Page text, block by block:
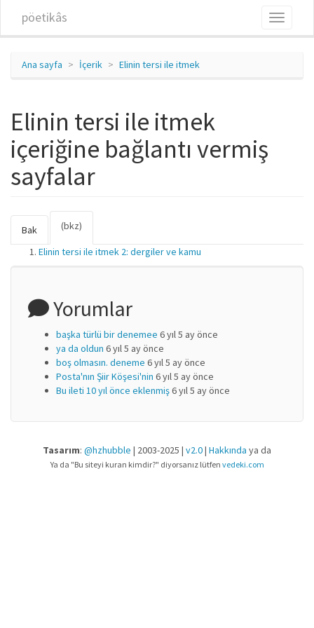
pöetikâs
Toggle
Ana sayfa İçerik Elinin tersi ile itmek
Elinin tersi ile itmek
içeriğine bağlantı vermiş
sayfalar
Birincil sekmeler
Bak (bkz)
Elinin tersi ile itmek 2: dergiler ve kamu
Yorumlar
başka türlü bir denemee 6 yıl 5 ay önce
ya da oldun 6 yıl 5 ay önce
boş olmasın. deneme 6 yıl 5 ay önce
Posta'nın Şiir Köşesi'nin 6 yıl 5 ay önce
Bu ileti 10 yıl önce eklenmiş6 yıl 5 ay önce
Tasarım: @hzhubble | 2003-2025 | v2.0| Hakkında ya da
Ya da "Bu siteyi kuran kimdir?" diyorsanız lütfen vedeki.com